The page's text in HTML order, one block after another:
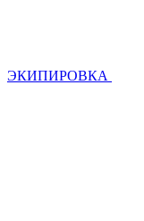
ЭКИПИРОВКА